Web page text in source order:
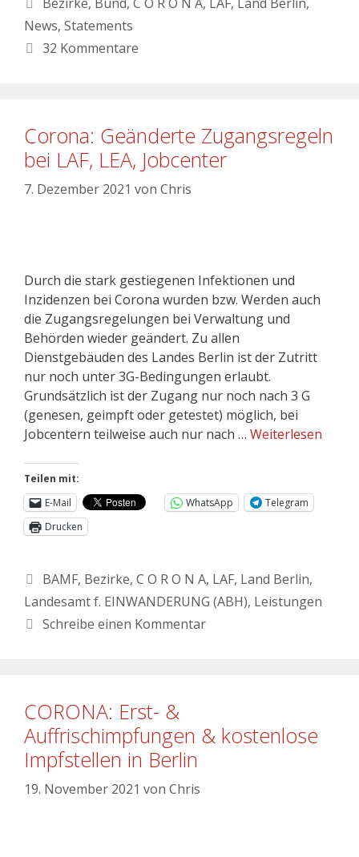
News, Statements
32 Kommentare
Corona: Geänderte Zugangsregeln
bei LAF, LEA, Jobcenter
7. Dezember 2021 von Chris
Durch die stark gestiegenen Infektionen und
Inzidenzen bei Corona wurden bzw. Werden auch
die Zugangsregelungen bei Verwaltung und
Behörden wieder geändert. Zu allen
Dienstgebäuden des Landes Berlin ist der Zutritt
nur noch unter 3G-Bedingungen erlaubt.
Grundsätzlich ist der Zugang nur noch nach 3 G
(genesen, geimpft oder getestet) möglich, bei
Jobcentern teilweise auch nur nach … Weiterlesen
Teilen mit:
E-Mail
WhatsApp
Telegram
Drucken
BAMF, Bezirke, C O R O N A, LAF, Land Berlin,
Landesamt f. EINWANDERUNG (ABH), Leistungen
Schreibe einen Kommentar
CORONA: Erst- &
Auffrischimpfungen & kostenlose
Impfstellen in Berlin
19. November 2021 von Chris